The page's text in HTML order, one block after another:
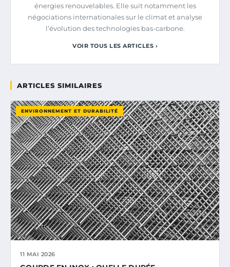
énergies renouvelables. Elle suit notamment les
négociations internationales sur le climat et analyse
l’évolution des technologies bas-carbone.
VOIR TOUS LES ARTICLES ›
ARTICLES SIMILAIRES
ENVIRONNEMENT ET DURABILITÉ
11 MAI 2026